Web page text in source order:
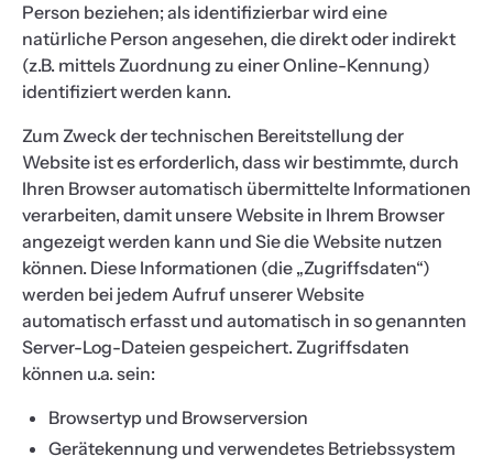
Person beziehen; als identifizierbar wird eine
natürliche Person angesehen, die direkt oder indirekt
(z.B. mittels Zuordnung zu einer Online-Kennung)
identifiziert werden kann.
Zum Zweck der technischen Bereitstellung der
Website ist es erforderlich, dass wir bestimmte, durch
Ihren Browser automatisch übermittelte Informationen
verarbeiten, damit unsere Website in Ihrem Browser
angezeigt werden kann und Sie die Website nutzen
können. Diese Informationen (die „Zugriffsdaten“)
werden bei jedem Aufruf unserer Website
automatisch erfasst und automatisch in so genannten
Server-Log-Dateien gespeichert. Zugriffsdaten
können u.a. sein:
Browsertyp und Browserversion
Gerätekennung und verwendetes Betriebssystem